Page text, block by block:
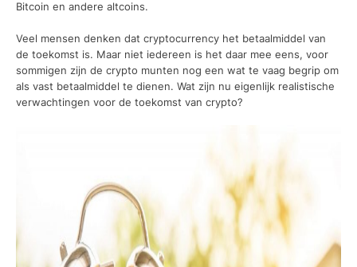
Bitcoin en andere altcoins.
Veel mensen denken dat cryptocurrency het betaalmiddel van
de toekomst is. Maar niet iedereen is het daar mee eens, voor
sommigen zijn de crypto munten nog een wat te vaag begrip om
als vast betaalmiddel te dienen. Wat zijn nu eigenlijk realistische
verwachtingen voor de toekomst van crypto?